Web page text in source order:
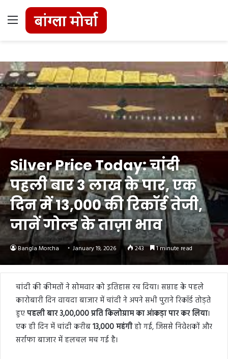
Menu
Silver Price Today: चांदी
पहली बार 3 लाख के पार, एक
दिन में 13,000 की रिकॉर्ड तेजी,
जानें गोल्ड के ताज़ा भाव
Bangla Morcha January 19, 2026 243 1 minute read
चांदी की कीमतों ने सोमवार को इतिहास रच दिया। सप्ताह के पहले
कारोबारी दिन वायदा बाजार में चांदी ने अपने सभी पुराने रिकॉर्ड तोड़ते
हुएपहली बार 3,00,000 प्रति किलोग्राम का आंकड़ा पार कर लिया।
एक ही दिन में चांदी करीब13,000 महंगीहो गई, जिससे निवेशकों और
सर्राफा बाजार में हलचल मच गई है।